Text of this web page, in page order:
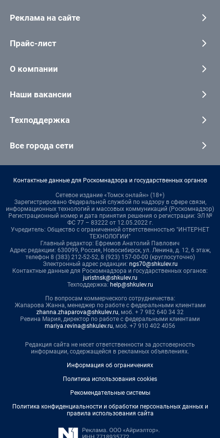
Реклама на сайте
Прайс-лист
О компании
Наши вакансии
Техподдержка
Все города сети
Контактные данные для Роскомнадзора и государственных органов
Сетевое издание «Томск онлайн» (18+)
Зарегистрировано Федеральной службой по надзору в сфере связи,
информационных технологий и массовых коммуникаций (Роскомнадзор)
Регистрационный номер и дата принятия решения о регистрации: ЭЛ №
ФС 77 – 83222 от 12.05.2022 г.
Учредитель: Общество с ограниченной ответственностью "ИНТЕРНЕТ
ТЕХНОЛОГИИ"
Главный редактор: Ефремов Анатолий Павлович
Адрес редакции: 630099, Россия, Новосибирск, ул. Ленина, д. 12, 6 этаж,
телефон 8 (383) 212-52-52, 8 (923) 157-00-00 (круглосуточно)
Электронный адрес редакции: ngs70@shkulev.ru
Контактные данные для Роскомнадзора и государственных органов:
juristnsk@shkulev.ru
Техподдержка: help@shkulev.ru
По вопросам коммерческого сотрудничества:
Жапарова Жанна, менеджер по работе с федеральными клиентами
zhanna.zhaparova@shkulev.ru, моб. + 7 982 640 34 32
Ревина Мария, директор по работе с федеральными клиентами
mariya.revina@shkulev.ru, моб. +7 910 402 4056
Редакция сайта не несет ответственности за достоверность
информации, содержащейся в рекламных объявлениях.
Информация об ограничениях
Политика использования cookies
Рекомендательные системы
Политика конфиденциальности и обработки персональных данных и
правила использования сайта